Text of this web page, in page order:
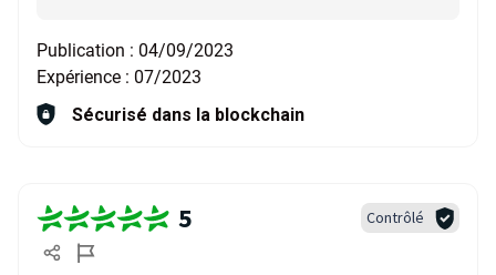
Publication : 04/09/2023
Expérience : 07/2023
Sécurisé dans la blockchain
5 Contrôlé